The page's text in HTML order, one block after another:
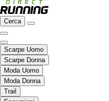
Cerca
Scarpe Uomo
Scarpe Donna
Moda Uomo
Moda Donna
Trail